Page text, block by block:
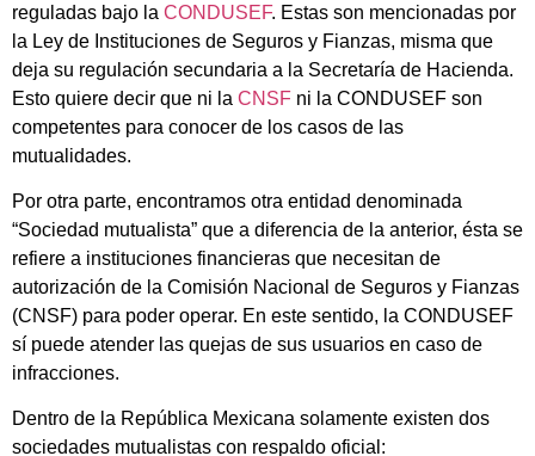
reguladas bajo la CONDUSEF. Estas son mencionadas por
la Ley de Instituciones de Seguros y Fianzas, misma que
deja su regulación secundaria a la Secretaría de Hacienda.
Esto quiere decir que ni la CNSF ni la CONDUSEF son
competentes para conocer de los casos de las
mutualidades.
Por otra parte, encontramos otra entidad denominada
“Sociedad mutualista” que a diferencia de la anterior, ésta se
refiere a instituciones financieras que necesitan de
autorización de la Comisión Nacional de Seguros y Fianzas
(CNSF) para poder operar. En este sentido, la CONDUSEF
sí puede atender las quejas de sus usuarios en caso de
infracciones.
Dentro de la República Mexicana solamente existen dos
sociedades mutualistas con respaldo oficial: